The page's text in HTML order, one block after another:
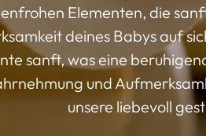
Elementen, die
deines Babys auf
sanft, was eine
und
unsere liebevoll